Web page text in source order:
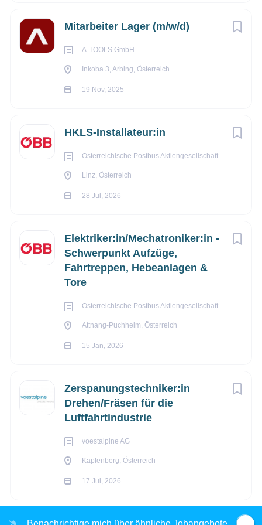
Mitarbeiter Lager (m/w/d)
A-TOOLS GmbH
Inkoba 3, Arbing, Österreich
19 Nov, 2025
HKLS-Installateur:in
Österreichische Postbus Aktiengesellschaft
Linz, Österreich
28 Jul, 2026
Elektriker:in/Mechatroniker:in -
Schwerpunkt Aufzüge,
Fahrtreppen, Hebeanlagen &
Tore
Österreichische Postbus Aktiengesellschaft
Attnang-Puchheim, Österreich
15 Jan, 2026
Zerspanungstechniker:in
Drehen/Fräsen für die
Luftfahrtindustrie
voestalpine AG
Kapfenberg, Österreich
17 Jul, 2026